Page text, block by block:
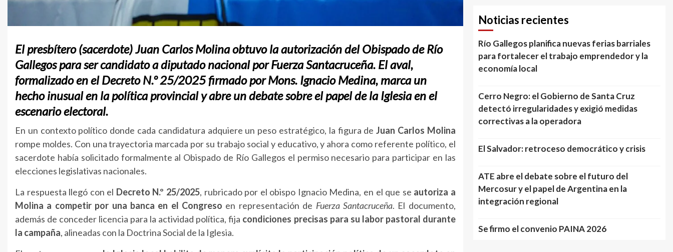
El presbítero (sacerdote) Juan Carlos Molina obtuvo la autorización del Obispado de Río
Gallegos para ser candidato a diputado nacional por Fuerza Santacruceña. El aval,
formalizado en el Decreto N.º 25/2025 firmado por Mons. Ignacio Medina, marca un
hecho inusual en la política provincial y abre un debate sobre el papel de la Iglesia en el
escenario electoral.
En un contexto político donde cada candidatura adquiere un peso estratégico, la figura deJuan Carlos Molina
rompe moldes. Con una trayectoria marcada por su trabajo social y educativo, y ahora como referente político, el
sacerdote había solicitado formalmente al Obispado de Río Gallegos el permiso necesario para participar en las
elecciones legislativas nacionales.
La respuesta llegó con el Decreto N.º 25/2025, rubricado por el obispo Ignacio Medina, en el que se autoriza a
Molina a competir por una banca en el Congreso en representación de Fuerza Santacruceña. El documento,
además de conceder licencia para la actividad política, fija condiciones precisas para su labor pastoral durante
la campaña, alineadas con la Doctrina Social de la Iglesia.
Noticias recientes
Río Gallegos planifica nuevas ferias barriales
para fortalecer el trabajo emprendedor y la
economía local
Cerro Negro: el Gobierno de Santa Cruz
detectó irregularidades y exigió medidas
correctivas a la operadora
El Salvador: retroceso democrático y crisis
ATE abre el debate sobre el futuro del
Mercosur y el papel de Argentina en la
integración regional
Se firmo el convenio PAINA 2026